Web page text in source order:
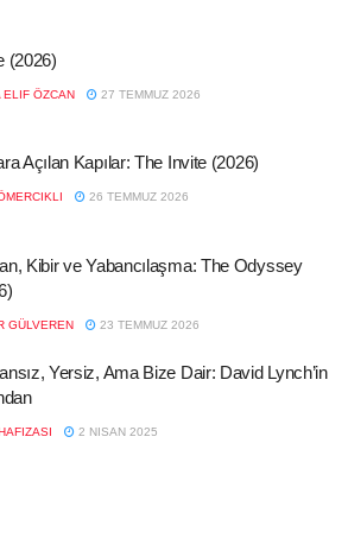
(2026)
ELIF ÖZCAN 27 TEMMUZ 2026
Açılan Kapılar: The Invite (2026)
26 TEMMUZ 2026
Kibir ve Yabancılaşma: The Odyssey
GÜLVEREN 23 TEMMUZ 2026
Yersiz, Ama Bize Dair: David Lynch’in
2 NISAN 2025